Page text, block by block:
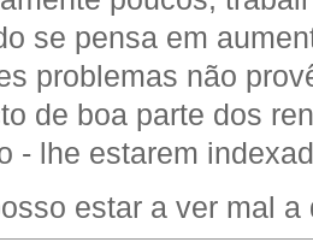
se pensa em
problemas não
de boa parte dos
- lhe estarem
estar a ver mal a